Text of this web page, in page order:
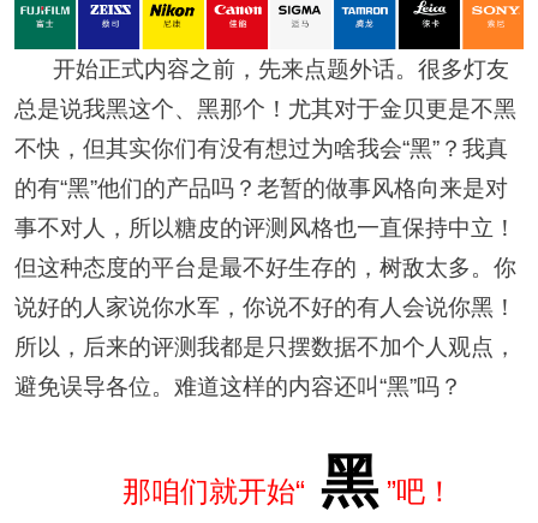
开始正式内容之前，先来点题外话。很多灯友
总是说我黑这个、黑那个！尤其对于金贝更是不黑
不快，但其实你们有没有想过为啥我会“黑”？我真
的有“黑”他们的产品吗？老暂的做事风格向来是对
事不对人，所以糖皮的评测风格也一直保持中立！
但这种态度的平台是最不好生存的，树敌太多。你
说好的人家说你水军，你说不好的有人会说你黑！
所以，后来的评测我都是只摆数据不加个人观点，
避免误导各位。难道这样的内容还叫“黑”吗？
那咱们就开始“ 黑 ”吧！